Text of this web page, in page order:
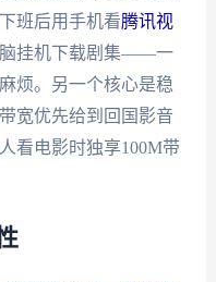
班后用手机看腾讯视
脑挂机下载剧集——一
烦。另一个核心是稳
宽优先给到回国影音
看电影时独享100M带